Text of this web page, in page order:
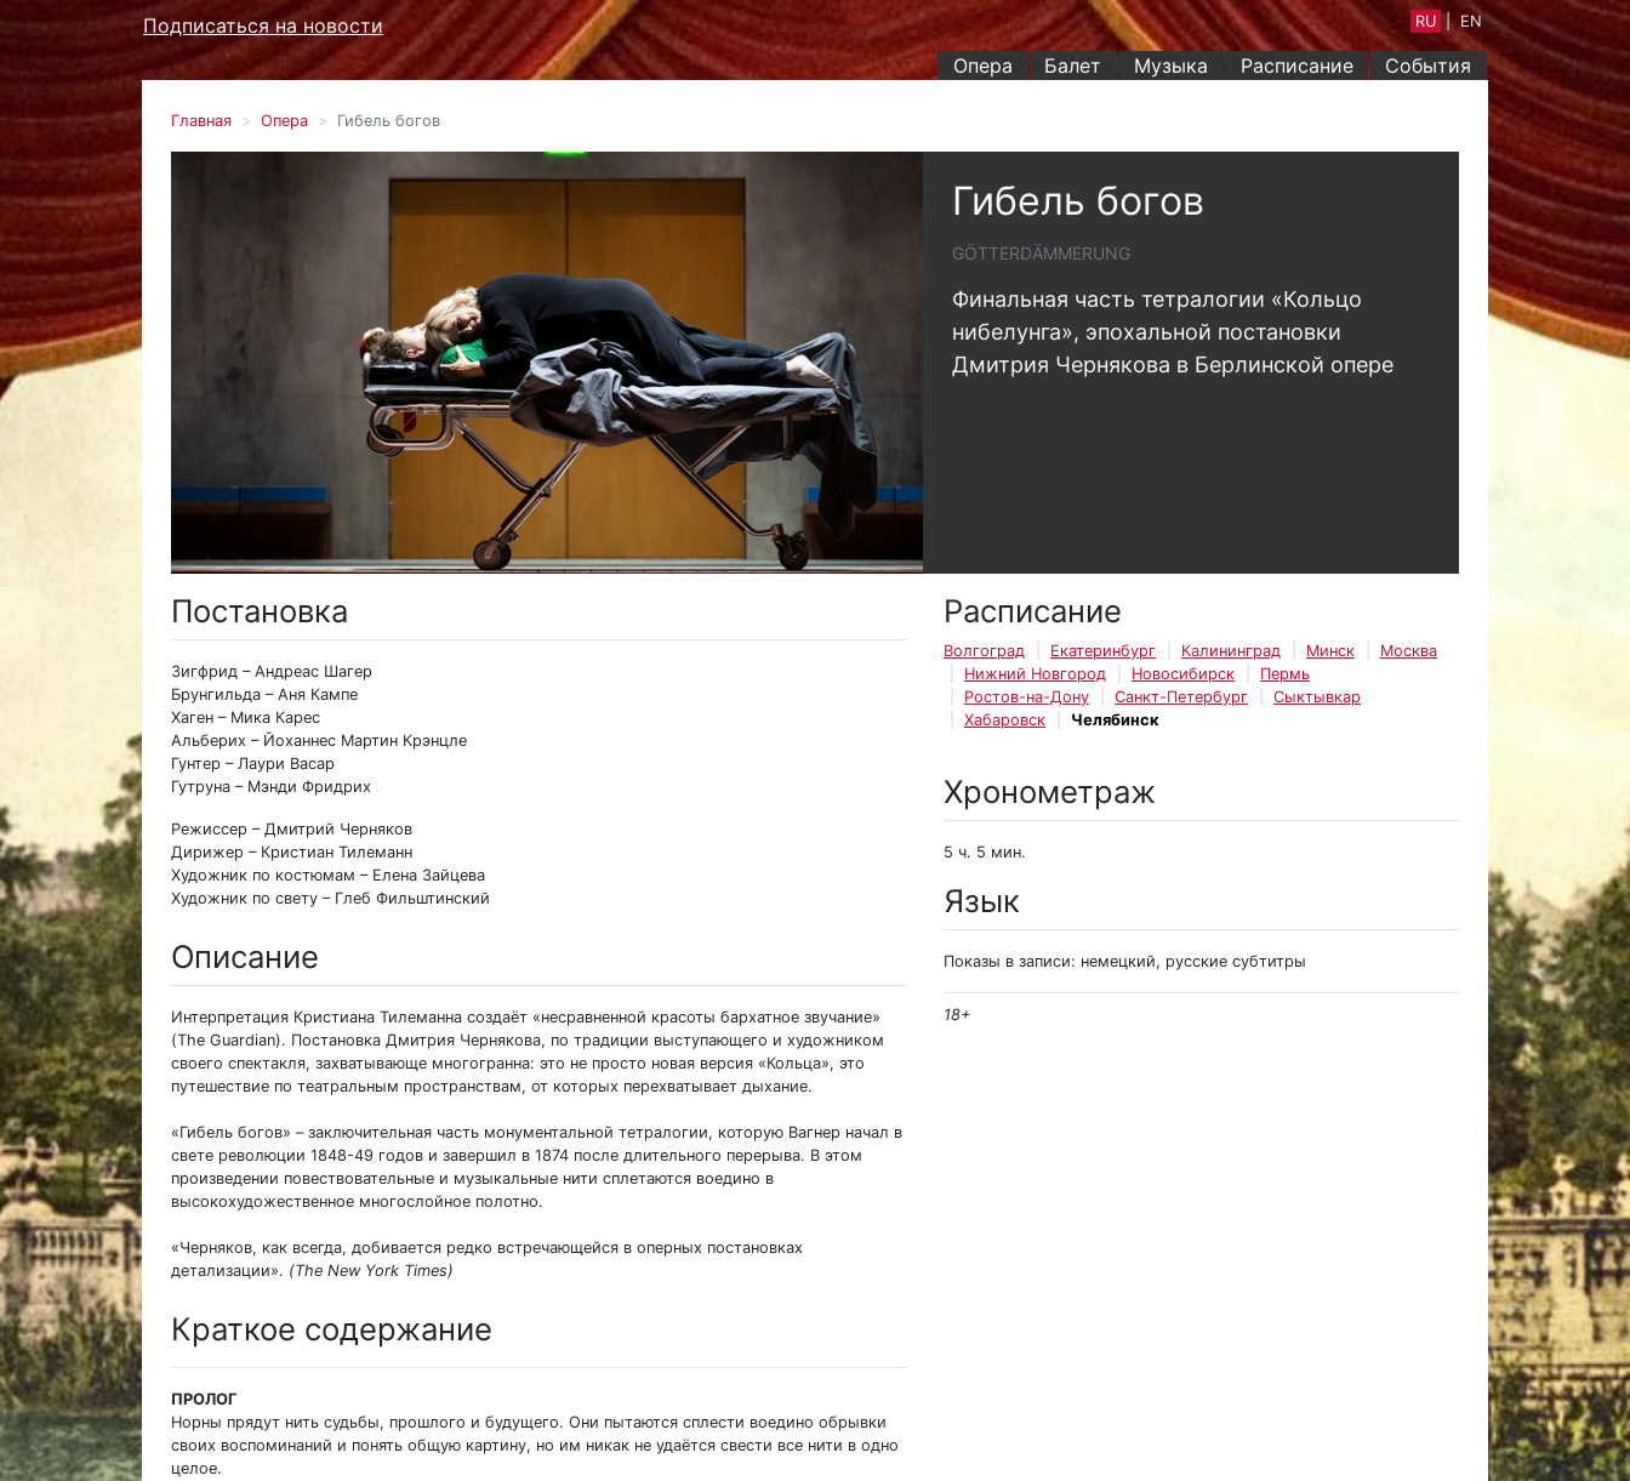
Опера Балет Музыка Расписание События
Подписаться на новости RU | EN
Главная Опера Гибель богов
Гибель богов
GÖTTERDÄMMERUNG
Финальная часть тетралогии «Кольцо
нибелунга», эпохальной постановки
Дмитрия Чернякова в Берлинской опере
Постановка
Зигфрид – Андреас Шагер
Брунгильда – Аня Кампе
Хаген – Мика Карес
Альберих – Йоханнес Мартин Крэнцле
Гунтер – Лаури Васар
Гутруна – Мэнди Фридрих
Режиссер – Дмитрий Черняков
Дирижер – Кристиан Тилеманн
Художник по костюмам – Елена Зайцева
Художник по свету – Глеб Фильштинский
Описание
Интерпретация Кристиана Тилеманна создаёт «несравненной красоты бархатное звучание»
(The Guardian). Постановка Дмитрия Чернякова, по традиции выступающего и художником
своего спектакля, захватывающе многогранна: это не просто новая версия «Кольца», это
путешествие по театральным пространствам, от которых перехватывает дыхание.
«Гибель богов» – заключительная часть монументальной тетралогии, которую Вагнер начал в
свете революции 1848-49 годов и завершил в 1874 после длительного перерыва. В этом
произведении повествовательные и музыкальные нити сплетаются воедино в
высокохудожественное многослойное полотно.
«Черняков, как всегда, добивается редко встречающейся в оперных постановках
детализации». (The New York Times)
Краткое содержание
ПРОЛОГ
Норны прядут нить судьбы, прошлого и будущего. Они пытаются сплести воедино обрывки
своих воспоминаний и понять общую картину, но им никак не удаётся свести все нити в одно
целое.
Расписание
Волгоград Екатеринбург Калининград Минск
Москва
Нижний Новгород
Новосибирск
Пермь
Ростов-на-Дону
Санкт-Петербург
Сыктывкар
Хабаровск
Челябинск
Хронометраж
5 ч. 5 мин.
Язык
Показы в записи: немецкий, русские субтитры
18+